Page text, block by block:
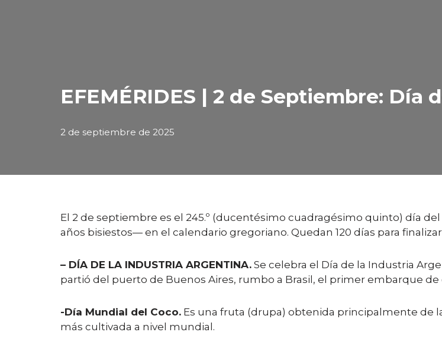
EFEMÉRIDES | 2 de Septiembre:
2 de septiembre de 2025
El 2 de septiembre es el 245.º (ducentésimo cuadragésimo quinto) día
años bisiestos— en el calendario gregoriano. Quedan 120 días para
– DÍA DE LA INDUSTRIA ARGENTINA. Se celebra el Día de la Industria
partió del puerto de Buenos Aires, rumbo a Brasil, el primer embarque
-Día Mundial del Coco. Es una fruta (drupa) obtenida principalmente de
más cultivada a nivel mundial.